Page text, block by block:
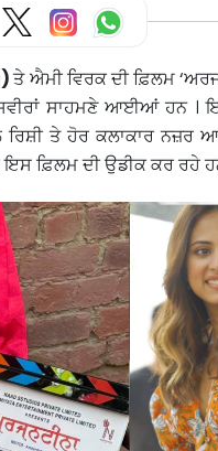
ਤੇ ਐਮੀ ਵਿਰਕ ਦੀ ਫ਼ਿਲਮ
ਸਾਹਮਣੇ ਆਈਆਂ ਹਨ ।
ਰਿਸ਼ੀ ਤੇ ਹੋਰ ਕਲਾਕਾਰ
ਫ਼ਿਲਮ ਦੀ ਉਡੀਕ ਕਰ ਰਹੇ